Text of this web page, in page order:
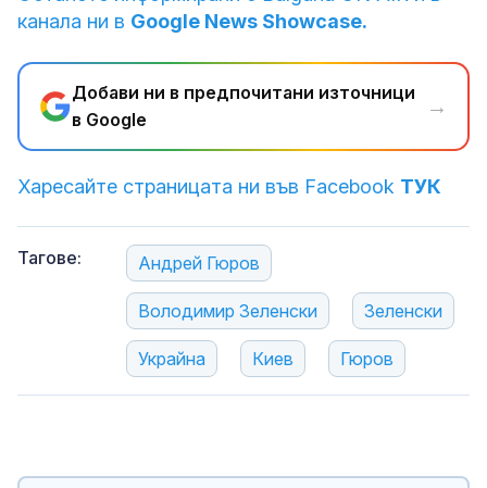
канала ни в Google News Showcase.
Добави ни в предпочитани източници
в Google
→
Харесайте страницата ни във Facebook ТУК
Тагове: Андрей Гюров
Володимир Зеленски Зеленски
Украйна Киев Гюров